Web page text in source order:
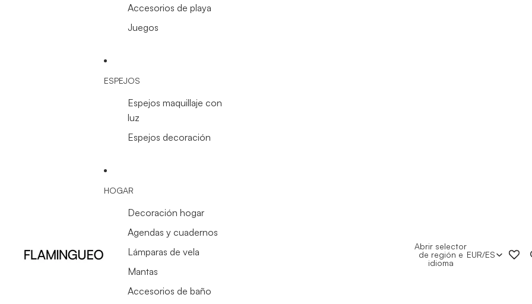
Accesorios de playa
Juegos
ESPEJOS
Espejos maquillaje con
luz
Espejos decoración
HOGAR
Decoración hogar
Agendas y cuadernos
Lámparas de vela
Mantas
Accesorios de baño
Abrir selector
de región e
idioma
EUR/ES